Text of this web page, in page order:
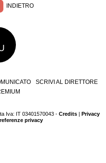
INDIETRO
SCRIVI AL DIRETTORE
Iva: IT 03401570043 - Credits | Privacy
privacy